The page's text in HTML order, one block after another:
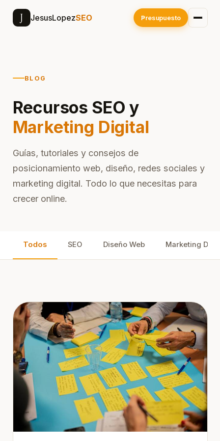
J JesusLopezSEO Presupuesto
BLOG
Recursos SEO y
Marketing Digital
Guías, tutoriales y consejos de
posicionamiento web, diseño, redes sociales y
marketing digital. Todo lo que necesitas para
crecer online.
Todos SEO Diseño Web Marketing